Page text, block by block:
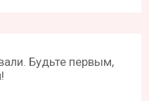
Будьте первым,